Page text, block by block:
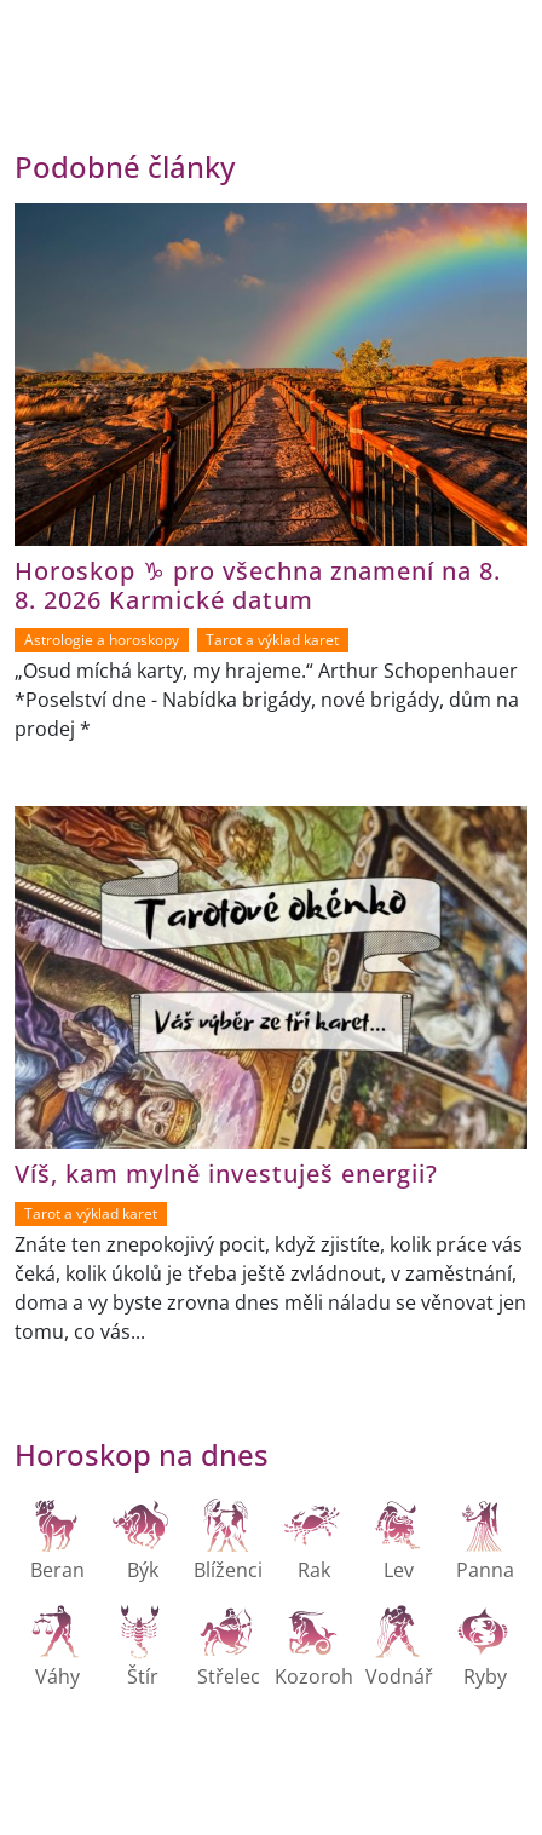
Podobné články
Horoskop ♑ pro všechna znamení na 8.
8. 2026 Karmické datum
Astrologie a horoskopy Tarot a výklad karet
„Osud míchá karty, my hrajeme.“ Arthur Schopenhauer
*Poselství dne - Nabídka brigády, nové brigády, dům na
prodej *
Víš, kam mylně investuješ energii?
Tarot a výklad karet
Znáte ten znepokojivý pocit, když zjistíte, kolik práce vás
čeká, kolik úkolů je třeba ještě zvládnout, v zaměstnání,
doma a vy byste zrovna dnes měli náladu se věnovat jen
tomu, co vás...
Horoskop na dnes
Beran Býk Blíženci Rak Lev Panna
Váhy Štír Střelec Kozoroh Vodnář Ryby